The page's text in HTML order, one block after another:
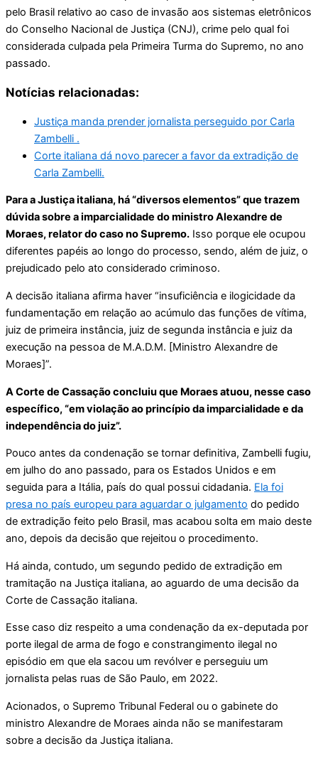
pelo Brasil relativo ao caso de invasão aos sistemas eletrônicos
do Conselho Nacional de Justiça (CNJ), crime pelo qual foi
considerada culpada pela Primeira Turma do Supremo, no ano
passado.
Notícias relacionadas:
Justiça manda prender jornalista perseguido por Carla
Zambelli .
Corte italiana dá novo parecer a favor da extradição de
Carla Zambelli.
Para a Justiça italiana, há “diversos elementos” que trazem
dúvida sobre a imparcialidade do ministro Alexandre de
Moraes, relator do caso no Supremo. Isso porque ele ocupou
diferentes papéis ao longo do processo, sendo, além de juiz, o
prejudicado pelo ato considerado criminoso.
A decisão italiana afirma haver “insuficiência e ilogicidade da
fundamentação em relação ao acúmulo das funções de vítima,
juiz de primeira instância, juiz de segunda instância e juiz da
execução na pessoa de M.A.D.M. [Ministro Alexandre de
Moraes]”.
A Corte de Cassação concluiu que Moraes atuou, nesse caso
específico, “em violação ao princípio da imparcialidade e da
independência do juiz”.
Pouco antes da condenação se tornar definitiva, Zambelli fugiu,
em julho do ano passado, para os Estados Unidos e em
seguida para a Itália, país do qual possui cidadania. Ela foi
presa no país europeu para aguardar o julgamento do pedido
de extradição feito pelo Brasil, mas acabou solta em maio deste
ano, depois da decisão que rejeitou o procedimento.
Há ainda, contudo, um segundo pedido de extradição em
tramitação na Justiça italiana, ao aguardo de uma decisão da
Corte de Cassação italiana.
Esse caso diz respeito a uma condenação da ex-deputada por
porte ilegal de arma de fogo e constrangimento ilegal no
episódio em que ela sacou um revólver e perseguiu um
jornalista pelas ruas de São Paulo, em 2022.
Acionados, o Supremo Tribunal Federal ou o gabinete do
ministro Alexandre de Moraes ainda não se manifestaram
sobre a decisão da Justiça italiana.